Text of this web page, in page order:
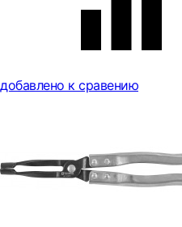
добавлено к сравению